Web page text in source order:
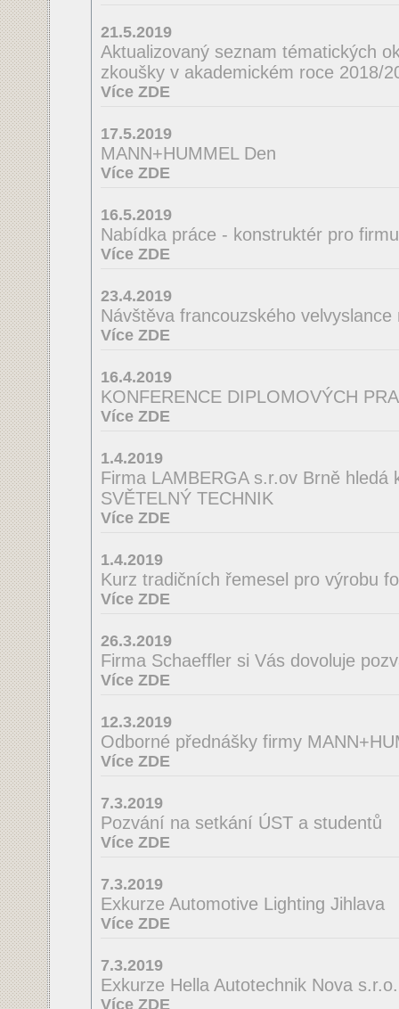
21.5.2019
Aktualizovaný seznam tématických
zkoušky v akademickém roce 2018/
Více ZDE
17.5.2019
MANN+HUMMEL Den
Více ZDE
16.5.2019
Nabídka práce - konstruktér pro
Více ZDE
23.4.2019
Návštěva francouzského velvyslance
Více ZDE
16.4.2019
KONFERENCE DIPLOMOVÝCH
Více ZDE
1.4.2019
Firma LAMBERGA s.r.ov Brně hledá
SVĚTELNÝ TECHNIK
Více ZDE
1.4.2019
Kurz tradičních řemesel pro výrobu
Více ZDE
26.3.2019
Firma Schaeffler si Vás dovoluje
Více ZDE
12.3.2019
Odborné přednášky firmy
Více ZDE
7.3.2019
Pozvání na setkání ÚST a studentů
Více ZDE
7.3.2019
Exkurze Automotive Lighting Jihlava
Více ZDE
7.3.2019
Exkurze Hella Autotechnik Nova
Více ZDE